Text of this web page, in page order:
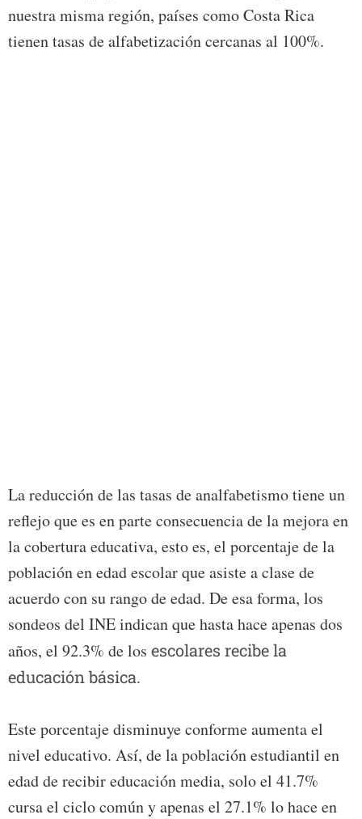
nuestra misma región, países como Costa Rica
tienen tasas de alfabetización cercanas al 100%.
La reducción de las tasas de analfabetismo tiene un
reflejo que es en parte consecuencia de la mejora en
la cobertura educativa, esto es, el porcentaje de la
población en edad escolar que asiste a clase de
acuerdo con su rango de edad. De esa forma, los
sondeos del INE indican que hasta hace apenas dos
años, el 92.3% de los escolares recibe la
educación básica.
Este porcentaje disminuye conforme aumenta el
nivel educativo. Así, de la población estudiantil en
edad de recibir educación media, solo el 41.7%
cursa el ciclo común y apenas el 27.1% lo hace en